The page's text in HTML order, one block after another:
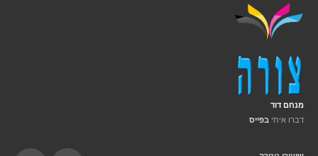
מנחם דוד
דברו איתי בפייס